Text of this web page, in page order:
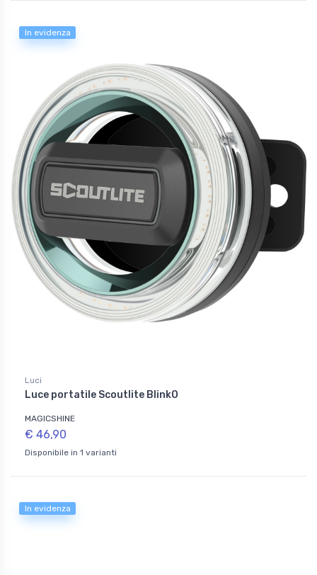
In evidenza
Luci
Luce portatile Scoutlite BlinkO
MAGICSHINE
€ 46,90
Disponibile in 1 varianti
In evidenza